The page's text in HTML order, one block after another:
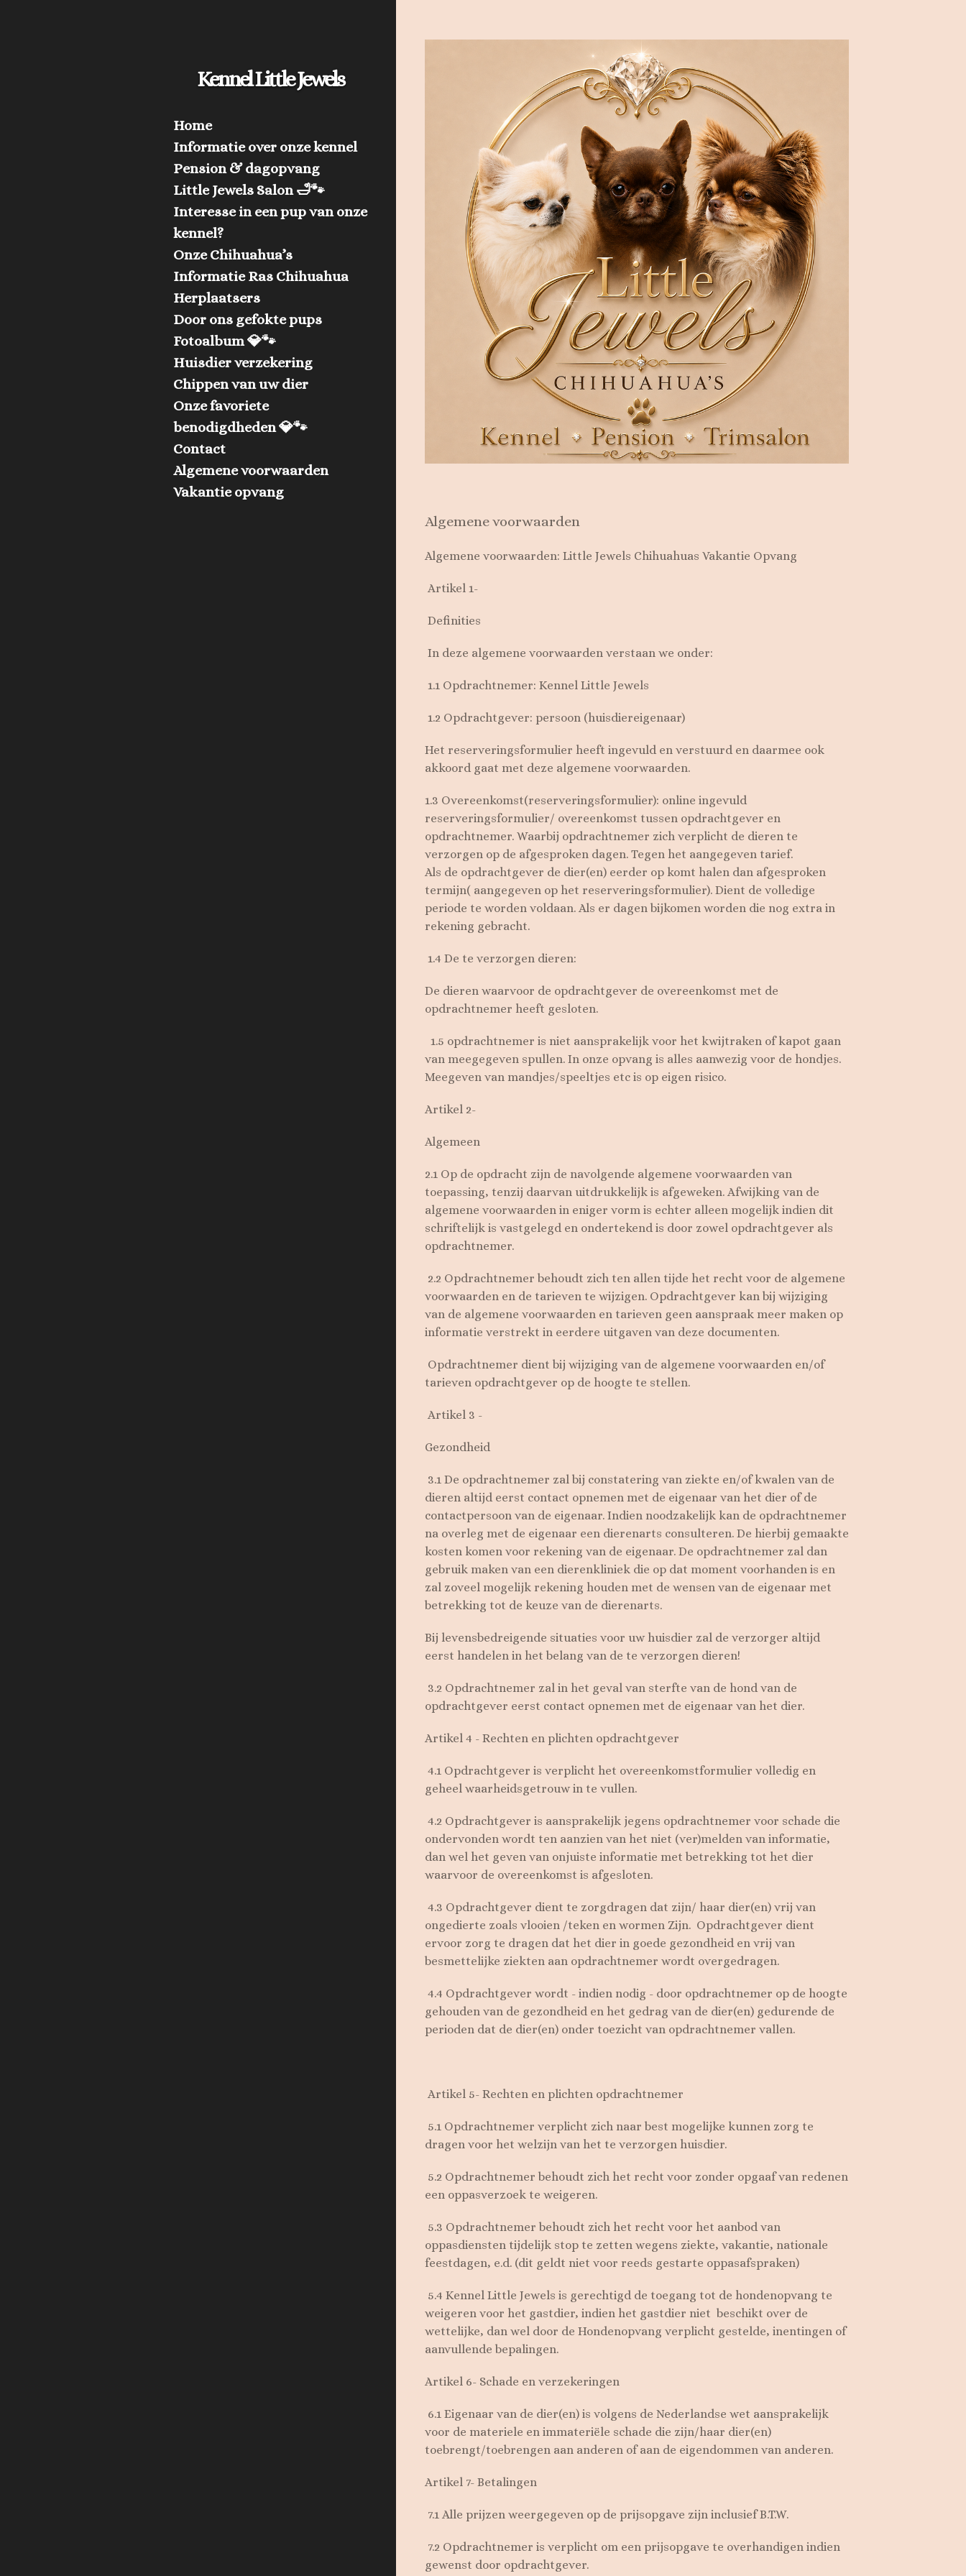
Algemene voorwaarden
Algemene voorwaarden: Little Jewels Chihuahuas Vakantie Opvang
Artikel 1-
Definities
In deze algemene voorwaarden verstaan we onder:
1.1 Opdrachtnemer: Kennel Little Jewels
1.2 Opdrachtgever: persoon (huisdiereigenaar)
Het reserveringsformulier heeft ingevuld en verstuurd en daarmee ook
akkoord gaat met deze algemene voorwaarden.
1.3 Overeenkomst(reserveringsformulier): online ingevuld
reserveringsformulier/ overeenkomst tussen opdrachtgever en
opdrachtnemer. Waarbij opdrachtnemer zich verplicht de dieren te
verzorgen op de afgesproken dagen. Tegen het aangegeven tarief.
Als de opdrachtgever de dier(en) eerder op komt halen dan afgesproken
termijn( aangegeven op het reserveringsformulier). Dient de volledige
periode te worden voldaan. Als er dagen bijkomen worden die nog extra in
rekening gebracht.
1.4 De te verzorgen dieren:
De dieren waarvoor de opdrachtgever de overeenkomst met de
opdrachtnemer heeft gesloten.
1.5 opdrachtnemer is niet aansprakelijk voor het kwijtraken of kapot gaan
van meegegeven spullen. In onze opvang is alles aanwezig voor de hondjes.
Meegeven van mandjes/speeltjes etc is op eigen risico.
Artikel 2-
Algemeen
2.1 Op de opdracht zijn de navolgende algemene voorwaarden van
toepassing, tenzij daarvan uitdrukkelijk is afgeweken. Afwijking van de
algemene voorwaarden in eniger vorm is echter alleen mogelijk indien dit
schriftelijk is vastgelegd en ondertekend is door zowel opdrachtgever als
opdrachtnemer.
2.2 Opdrachtnemer behoudt zich ten allen tijde het recht voor de algemene
voorwaarden en de tarieven te wijzigen. Opdrachtgever kan bij wijziging
van de algemene voorwaarden en tarieven geen aanspraak meer maken op
informatie verstrekt in eerdere uitgaven van deze documenten.
Opdrachtnemer dient bij wijziging van de algemene voorwaarden en/of
tarieven opdrachtgever op de hoogte te stellen.
Artikel 3 -
Gezondheid
3.1 De opdrachtnemer zal bij constatering van ziekte en/of kwalen van de
dieren altijd eerst contact opnemen met de eigenaar van het dier of de
contactpersoon van de eigenaar. Indien noodzakelijk kan de opdrachtnemer
na overleg met de eigenaar een dierenarts consulteren. De hierbij gemaakte
kosten komen voor rekening van de eigenaar. De opdrachtnemer zal dan
gebruik maken van een dierenkliniek die op dat moment voorhanden is en
zal zoveel mogelijk rekening houden met de wensen van de eigenaar met
betrekking tot de keuze van de dierenarts.
Bij levensbedreigende situaties voor uw huisdier zal de verzorger altijd
eerst handelen in het belang van de te verzorgen dieren!
3.2 Opdrachtnemer zal in het geval van sterfte van de hond van de
opdrachtgever eerst contact opnemen met de eigenaar van het dier.
Artikel 4 - Rechten en plichten opdrachtgever
4.1 Opdrachtgever is verplicht het overeenkomstformulier volledig en
geheel waarheidsgetrouw in te vullen.
4.2 Opdrachtgever is aansprakelijk jegens opdrachtnemer voor schade die
ondervonden wordt ten aanzien van het niet (ver)melden van informatie,
dan wel het geven van onjuiste informatie met betrekking tot het dier
waarvoor de overeenkomst is afgesloten.
4.3 Opdrachtgever dient te zorgdragen dat zijn/ haar dier(en) vrij van
ongedierte zoals vlooien /teken en wormen Zijn. Opdrachtgever dient
ervoor zorg te dragen dat het dier in goede gezondheid en vrij van
besmettelijke ziekten aan opdrachtnemer wordt overgedragen.
4.4 Opdrachtgever wordt - indien nodig - door opdrachtnemer op de hoogte
gehouden van de gezondheid en het gedrag van de dier(en) gedurende de
perioden dat de dier(en) onder toezicht van opdrachtnemer vallen.
Artikel 5- Rechten en plichten opdrachtnemer
5.1 Opdrachtnemer verplicht zich naar best mogelijke kunnen zorg te
dragen voor het welzijn van het te verzorgen huisdier.
5.2 Opdrachtnemer behoudt zich het recht voor zonder opgaaf van redenen
een oppasverzoek te weigeren.
5.3 Opdrachtnemer behoudt zich het recht voor het aanbod van
oppasdiensten tijdelijk stop te zetten wegens ziekte, vakantie, nationale
feestdagen, e.d. (dit geldt niet voor reeds gestarte oppasafspraken)
5.4 Kennel Little Jewels is gerechtigd de toegang tot de hondenopvang te
weigeren voor het gastdier, indien het gastdier niet beschikt over de
wettelijke, dan wel door de Hondenopvang verplicht gestelde, inentingen of
aanvullende bepalingen.
Artikel 6- Schade en verzekeringen
6.1 Eigenaar van de dier(en) is volgens de Nederlandse wet aansprakelijk
voor de materiele en immateriële schade die zijn/haar dier(en)
toebrengt/toebrengen aan anderen of aan de eigendommen van anderen.
Artikel 7- Betalingen
7.1 Alle prijzen weergegeven op de prijsopgave zijn inclusief B.T.W.
7.2 Opdrachtnemer is verplicht om een prijsopgave te overhandigen indien
gewenst door opdrachtgever.
Kennel Little Jewels
Home
Informatie over onze kennel
Pension & dagopvang
Little Jewels Salon 🛁🐾
Interesse in een pup van onze
kennel?
Onze Chihuahua’s
Informatie Ras Chihuahua
Herplaatsers
Door ons gefokte pups
Fotoalbum 💎🐾
Huisdier verzekering
Chippen van uw dier
Onze favoriete
benodigdheden 💎🐾
Contact
Algemene voorwaarden
Vakantie opvang